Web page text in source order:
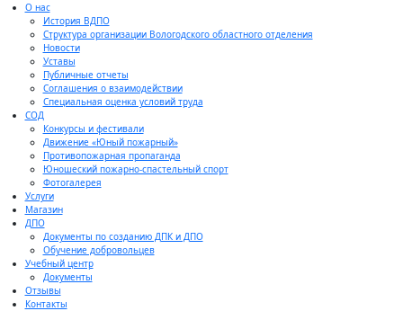
О нас
История ВДПО
Структура организации Вологодского областного отделения
Новости
Уставы
Публичные отчеты
Соглашения о взаимодействии
Специальная оценка условий труда
СОД
Конкурсы и фестивали
Движение «Юный пожарный»
Противопожарная пропаганда
Юношеский пожарно-спастельный спорт
Фотогалерея
Услуги
Магазин
ДПО
Документы по созданию ДПК и ДПО
Обучение добровольцев
Учебный центр
Документы
Отзывы
Контакты